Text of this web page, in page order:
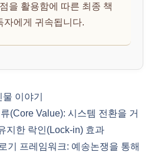
을 활용함에 따른 최종 책
자에게 귀속됩니다.
이야기
(Core Value): 시스템 전환을 거
지한 락인(Lock-in) 효과
기 프레임워크: 예송논쟁을 통해